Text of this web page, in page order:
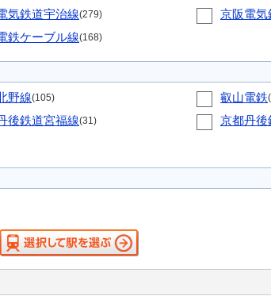
気鉄道宇治線(279) 京阪電気
鉄ケーブル線(168)
野線(105) 叡山電鉄
後鉄道宮福線(31) 京都丹後